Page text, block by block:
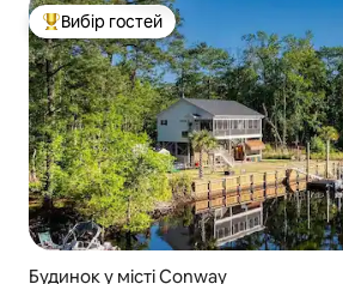
Топ вибір гостей
Вибір гостей
Будинок у місті Conway